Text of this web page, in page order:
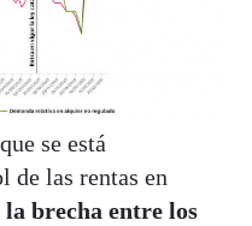
se está
de las rentas en
la brecha entre los